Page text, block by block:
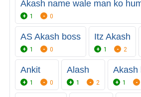
Akash name wale man ko
1 0
AS Akash boss
1 0
Itz Akash
1 2
Ankit
1 0
Alash
1 2
Akash
1